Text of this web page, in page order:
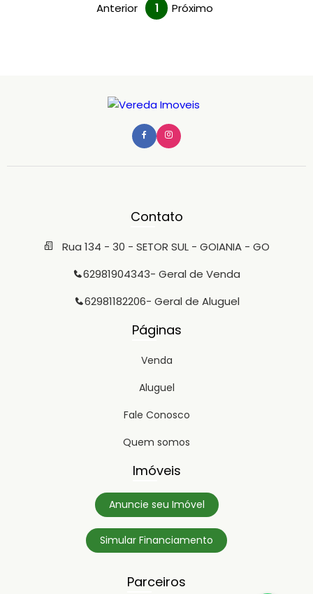
Anterior 1 Próximo
Contato
Rua 134 - 30 - SETOR SUL - GOIANIA - GO
62981904343- Geral de Venda
62981182206- Geral de Aluguel
Páginas
Venda
Aluguel
Fale Conosco
Quem somos
Imóveis
Anuncie seu Imóvel
Simular Financiamento
Parceiros